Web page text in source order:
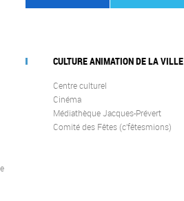
CULTURE ANIMATION DE LA VILLE
Centre culturel
Cinéma
Médiathèque Jacques-Prévert
Comité des Fêtes (c’fêtesmions)